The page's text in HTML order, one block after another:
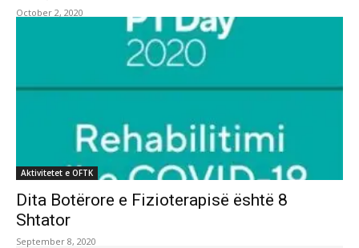
October 2, 2020
Aktivitetet e OFTK
Dita Botërore e Fizioterapisë është 8
Shtator
September 8, 2020